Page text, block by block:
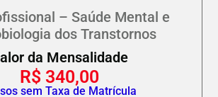
– Saúde Mental e
dos Transtornos
da Mensalidade
R$ 340,00
sem Taxa de Matrícula